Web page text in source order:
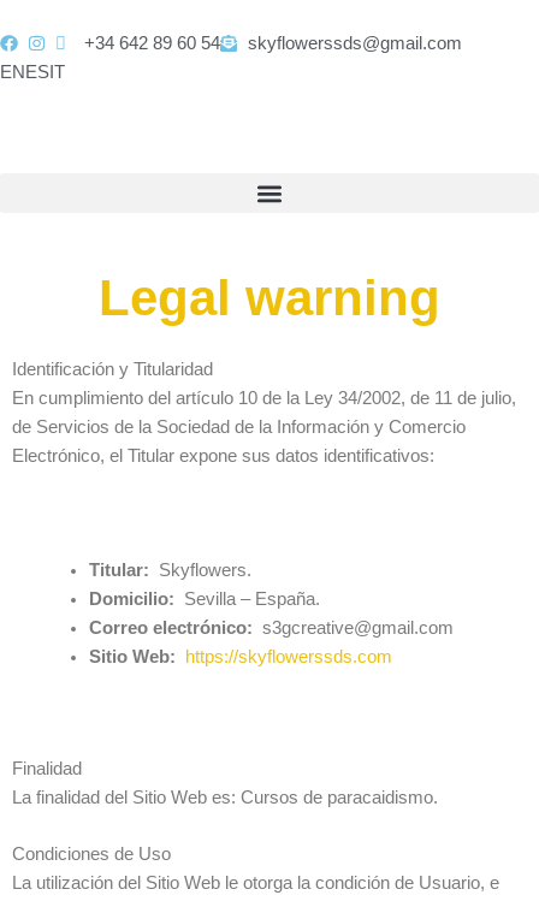
al
contenido
+34 642 89 60 54
skyflowerssds@gmail.com
EN ES IT
Legal warning
Identificación y Titularidad
En cumplimiento del artículo 10 de la Ley 34/2002, de 11 de julio,
de Servicios de la Sociedad de la Información y Comercio
Electrónico, el Titular expone sus datos identificativos:
Titular: Skyflowers.
Domicilio: Sevilla – España.
Correo electrónico: s3gcreative@gmail.com
Sitio Web:
https://skyflowerssds.com
Finalidad
La finalidad del Sitio Web es: Cursos de paracaidismo.
Condiciones de Uso
La utilización del Sitio Web le otorga la condición de Usuario, e